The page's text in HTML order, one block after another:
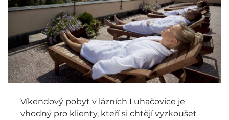
Víkendový pobyt v lázních Luhačovice je
vhodný pro klienty, kteří si chtějí vyzkoušet